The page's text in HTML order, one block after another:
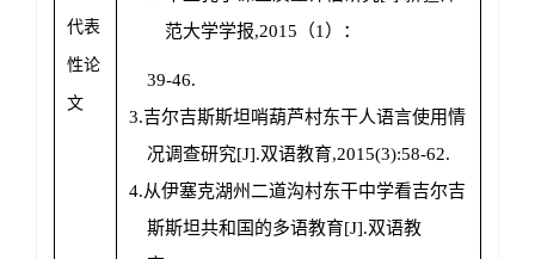
代表
性论
文
范大学学报,2015 （1 ）：
39-46.
3.吉尔吉斯斯坦哨葫芦村东干人语言使用情
况调查研究[J].双语教育,2015(3):58-62.
4.从伊塞克湖州二道沟村东干中学看吉尔吉
斯斯坦共和国的多语教育[J].双语教